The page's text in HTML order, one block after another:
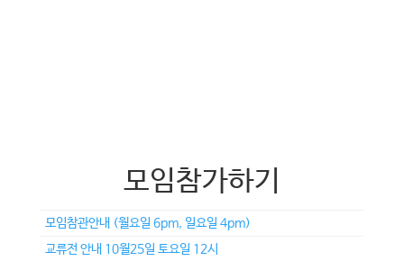
모임참가하기
모임참관안내 (월요일 6pm, 일요일 4pm)
교류전 안내 10월25일 토요일 12시